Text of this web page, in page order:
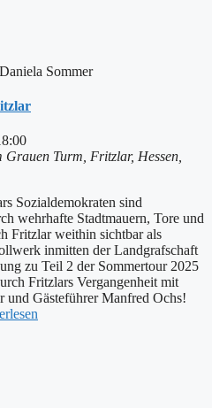
Grauen Turm, Fritzlar, Hessen,
Sozialdemokraten sind
wehrhafte Stadtmauern, Tore und
Fritzlar weithin sichtbar als
inmitten der Landgrafschaft
zu Teil 2 der Sommertour 2025
Fritzlars Vergangenheit mit
und Gästeführer Manfred Ochs!